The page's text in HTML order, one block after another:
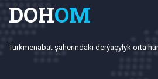
DOHOM
Türkmenabat şäherindäki derýaçylyk orta